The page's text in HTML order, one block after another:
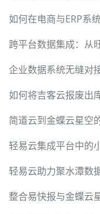
如何在电商与ERP系
跨平台数据集成：从
如何将吉客云报废出
简道云到金蝶云星空
轻易云集成平台中的
轻易云助力聚水潭数
整合易快报与金蝶云